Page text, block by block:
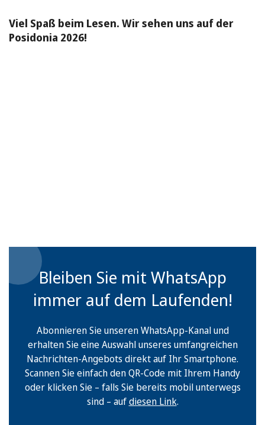
Viel Spaß beim Lesen. Wir sehen uns auf der
Posidonia 2026!
Bleiben Sie mit WhatsApp
immer auf dem Laufenden!
Abonnieren Sie unseren WhatsApp-Kanal und
erhalten Sie eine Auswahl unseres umfangreichen
Nachrichten-Angebots direkt auf Ihr Smartphone.
Scannen Sie einfach den QR-Code mit Ihrem Handy
oder klicken Sie – falls Sie bereits mobil unterwegs
sind – aufdiesen Link.